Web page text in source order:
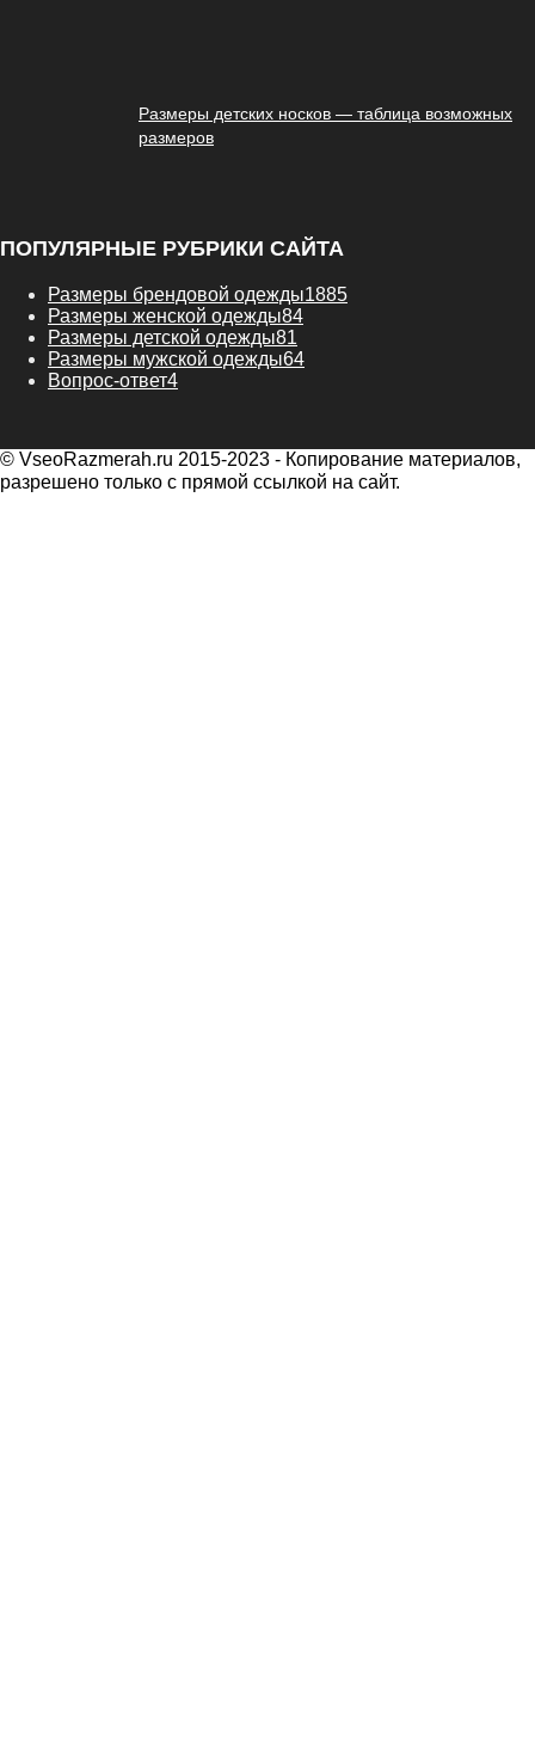
Размеры детских носков — таблица возможных
размеров
ПОПУЛЯРНЫЕ РУБРИКИ САЙТА
Размеры брендовой одежды1885
Размеры женской одежды84
Размеры детской одежды81
Размеры мужской одежды64
Вопрос-ответ4
© VseoRazmerah.ru 2015-2023 - Копирование материалов,
разрешено только с прямой ссылкой на сайт.